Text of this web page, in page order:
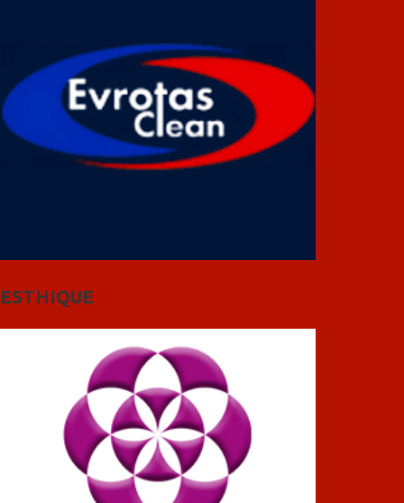
ESTHIQUE